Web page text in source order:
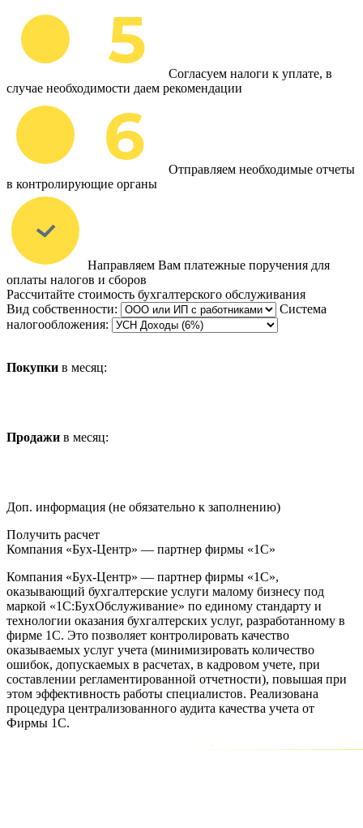
Согласуем налоги к уплате, в
случае необходимости даем рекомендации
Отправляем необходимые отчеты
в контролирующие органы
Направляем Вам платежные поручения для
оплаты налогов и сборов
Рассчитайте стоимость бухгалтерского обслуживания
Вид собственности:
Система
налогообложения:
Покупки в месяц:
Продажи в месяц:
Доп. информация (не обязательно к заполнению)
Получить расчет
Компания «Бух-Центр» — партнер фирмы «1С»
Компания «Бух-Центр» — партнер фирмы «1С»,
оказывающий бухгалтерские услуги малому бизнесу под
маркой «1С:БухОбслуживание» по единому стандарту и
технологии оказания бухгалтерских услуг, разработанному в
фирме 1С. Это позволяет контролировать качество
оказываемых услуг учета (минимизировать количество
ошибок, допускаемых в расчетах, в кадровом учете, при
составлении регламентированной отчетности), повышая при
этом эффективность работы специалистов. Реализована
процедура централизованного аудита качества учета от
Фирмы 1С.